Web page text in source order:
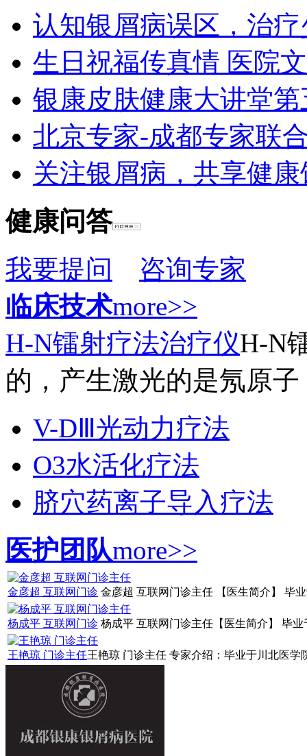
认知银屑病误区，治
生日祝福传真情 医院
银康皮肤健康大讲堂第
北京专家-成都专家联
关注银屑病，共享健
健康问答
我要提问
咨询专家
临床技术more>>
H-N镭射疗法治疗仪H-N
的，产生激光的是氖原子
V-DⅢ光动力疗法
O3水活化疗法
脐穴药离子导入疗法
医护团队more>>
金彦超 互联网门诊 金彦超 互联网门诊主任 【医生简介】 毕
杨成平 互联网门诊 杨成平 互联网门诊主任【医生简介】 毕
王艳琼 门诊主任王艳琼 门诊主任 专家介绍：毕业于川北医学